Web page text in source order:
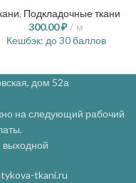
, Подкладочные ткани
300.00₽
м
Кешбэк: до 30 баллов
дом 52а
на следующий рабочий
выходной
tkani.ru